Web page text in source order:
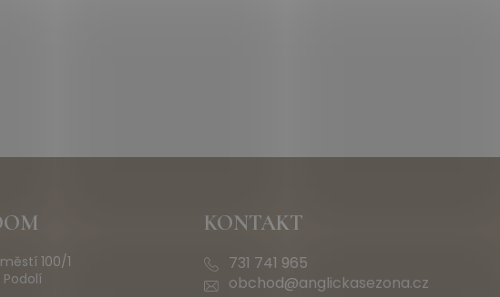
100/1
KONTAKT
731 741 965
obchod@anglickasezona.cz